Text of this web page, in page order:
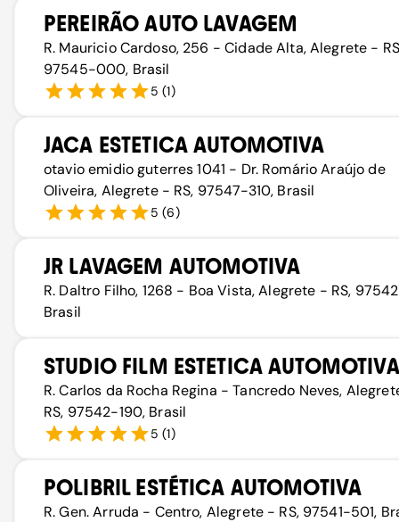
PEREIRÃO AUTO LAVAGEM
R. Mauricio Cardoso, 256 - Cidade Alta, Alegrete -
97545-000, Brasil
5 (1)
JACA ESTETICA AUTOMOTIVA
otavio emidio guterres 1041 - Dr. Romário Araújo de
Oliveira, Alegrete - RS, 97547-310, Brasil
5 (6)
JR LAVAGEM AUTOMOTIVA
R. Daltro Filho, 1268 - Boa Vista, Alegrete - RS,
Brasil
STUDIO FILM ESTETICA AUTOMOTIVA
R. Carlos da Rocha Regina - Tancredo Neves,
RS, 97542-190, Brasil
5 (1)
POLIBRIL ESTÉTICA AUTOMOTIVA
R. Gen. Arruda - Centro, Alegrete - RS, 97541-501,